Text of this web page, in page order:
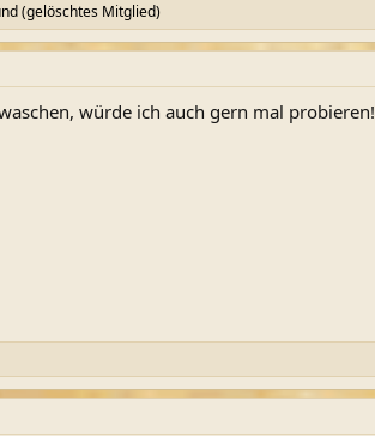
(gelöschtes Mitglied)
würde ich auch gern mal probieren!